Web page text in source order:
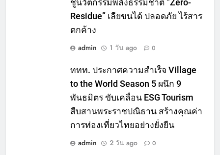
ชูนวัตกรรมพลังธรรมชาติ “Zero-
Residue” เลียขนได้ ปลอดภัย ไร้สาร
ตกค้าง
admin
1 วัน ago 0
ททท. ประกาศความสำเร็จ Village
to the World Season 5 ผนึก 9
พันธมิตร ขับเคลื่อน ESG Tourism
สืบสานพระราชปณิธาน สร้างคุณค่า
การท่องเที่ยวไทยอย่างยั่งยืน
admin
2 วัน ago 0